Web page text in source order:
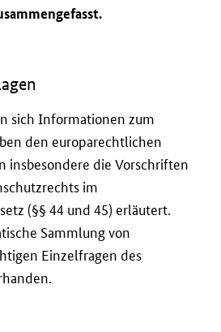
sich Informationen zum
den europarechtlichen
insbesondere die Vorschriften
im
(§§ 44 und 45) erläutert.
Sammlung von
Einzelfragen des